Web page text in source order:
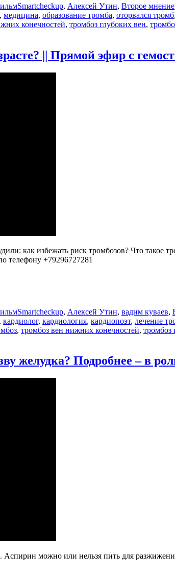
Метки
Smartcheckup, Алексей Утин, Второе мнение
, медицина, образование тромба, оторвался тромб,
конечностей, тромбоз глубоких вен,
|| Прямой эфир с
как избежать риск тромбозов? Что такое
телефону +79296727281
Метки
Smartcheckup, Алексей Утин, вадим куваев,
кардиолог, кардиология, кардиопоэт, лечение
, тромбоз вен нижних конечностей, тромбоз
желудка? Подробнее – в
можно или нельзя пить для